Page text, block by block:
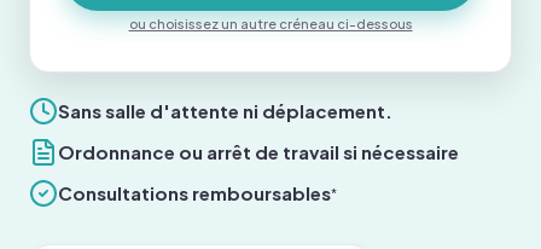
Sans salle d'attente ni déplacement.
Ordonnance ou arrêt de travail si nécessaire
Consultations remboursables*
ou choisissez un autre créneau ci-dessous